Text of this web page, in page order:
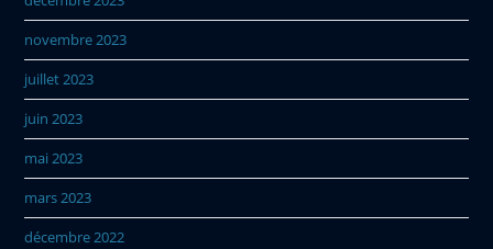
novembre 2023
juillet 2023
juin 2023
mai 2023
mars 2023
décembre 2022